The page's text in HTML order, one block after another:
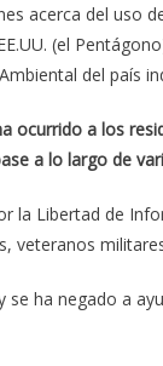
acerca del uso
(el
del país
ocurrido a los
a lo largo de
la Libertad de
veteranos
ha negado a